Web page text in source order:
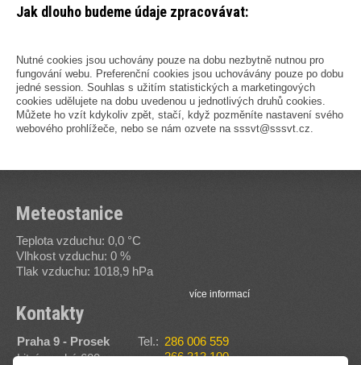
Jak dlouho budeme údaje zpracovávat:
Nutné cookies jsou uchovány pouze na dobu nezbytně nutnou pro
fungování webu. Preferenční cookies jsou uchovávány pouze po dobu
jedné session. Souhlas s užitím statistických a marketingových
cookies udělujete na dobu uvedenou u jednotlivých druhů cookies.
Můžete ho vzít kdykoliv zpět, stačí, když pozměníte nastavení svého
webového prohlížeče, nebo se nám ozvete na sssvt@sssvt.cz.
Meteostanice
Teplota vzduchu: 0,0 °C
Vlhkost vzduchu: 0 %
Tlak vzduchu: 1018,9 hPa
více informací
Kontakty
Praha 9 - Prosek
Litvínovská 600
Tel.: 286 006 559
266 313 100